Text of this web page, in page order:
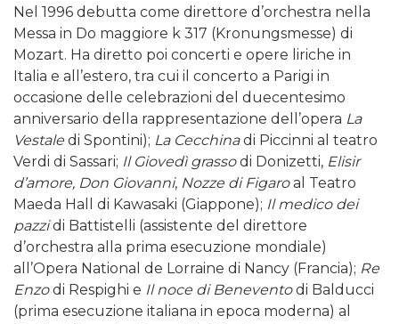
Nel 1996 debutta come direttore d’orchestra nella
Messa in Do maggiore k 317 (Kronungsmesse) di
Mozart. Ha diretto poi concerti e opere liriche in
Italia e all’estero, tra cui il concerto a Parigi in
occasione delle celebrazioni del duecentesimo
anniversario della rappresentazione dell’opera La
Vestale di Spontini); La Cecchinadi Piccinni al teatro
Verdi di Sassari; Il Giovedì grassodi Donizetti, Elisir
d’amore, Don Giovanni, Nozze di Figaroal Teatro
Maeda Hall di Kawasaki (Giappone); Il medico dei
pazzidi Battistelli (assistente del direttore
d’orchestra alla prima esecuzione mondiale)
all’Opera National de Lorraine di Nancy (Francia); Re
Enzodi Respighi e Il noce di Beneventodi Balducci
(prima esecuzione italiana in epoca moderna) al